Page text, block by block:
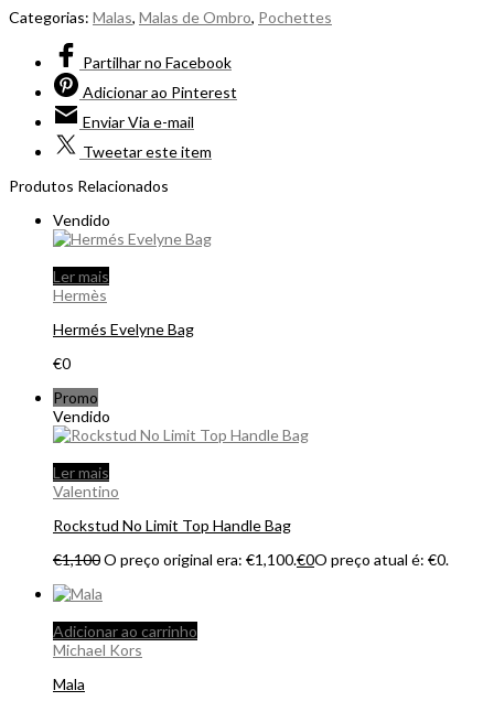
Categorias: Malas, Malas de Ombro, Pochettes
Partilharno Facebook
Adicionarao Pinterest
EnviarVia e-mail
Tweetareste item
Produtos Relacionados
Vendido
Ler mais
Hermès
Hermés Evelyne Bag
€0
Promo
Vendido
Ler mais
Valentino
Rockstud No Limit Top Handle Bag
€1,100O preço original era: €1,100.€0O preço atual é: €0.
Adicionar ao carrinho
Michael Kors
Mala